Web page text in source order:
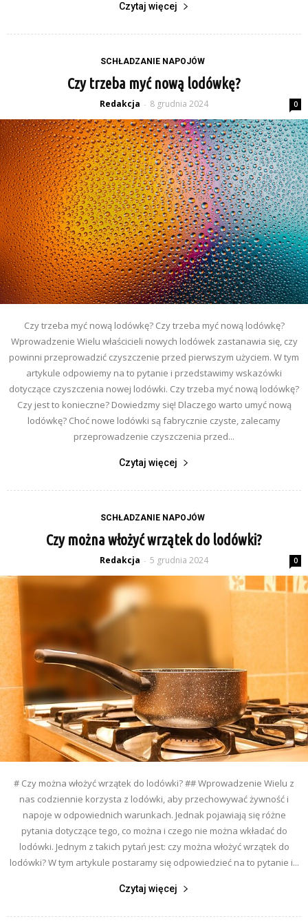
Czytaj więcej
SCHŁADZANIE NAPOJÓW
Czy trzeba myć nową lodówkę?
Redakcja - 8 grudnia 2024 0
Czy trzeba myć nową lodówkę? Czy trzeba myć nową lodówkę?
Wprowadzenie Wielu właścicieli nowych lodówek zastanawia się, czy
powinni przeprowadzić czyszczenie przed pierwszym użyciem. W tym
artykule odpowiemy na to pytanie i przedstawimy wskazówki
dotyczące czyszczenia nowej lodówki. Czy trzeba myć nową lodówkę?
Czy jest to konieczne? Dowiedzmy się! Dlaczego warto umyć nową
lodówkę? Choć nowe lodówki są fabrycznie czyste, zalecamy
przeprowadzenie czyszczenia przed...
Czytaj więcej
SCHŁADZANIE NAPOJÓW
Czy można włożyć wrzątek do lodówki?
Redakcja - 5 grudnia 2024 0
# Czy można włożyć wrzątek do lodówki? ## Wprowadzenie Wielu z
nas codziennie korzysta z lodówki, aby przechowywać żywność i
napoje w odpowiednich warunkach. Jednak pojawiają się różne
pytania dotyczące tego, co można i czego nie można wkładać do
lodówki. Jednym z takich pytań jest: czy można włożyć wrzątek do
lodówki? W tym artykule postaramy się odpowiedzieć na to pytanie i...
Czytaj więcej